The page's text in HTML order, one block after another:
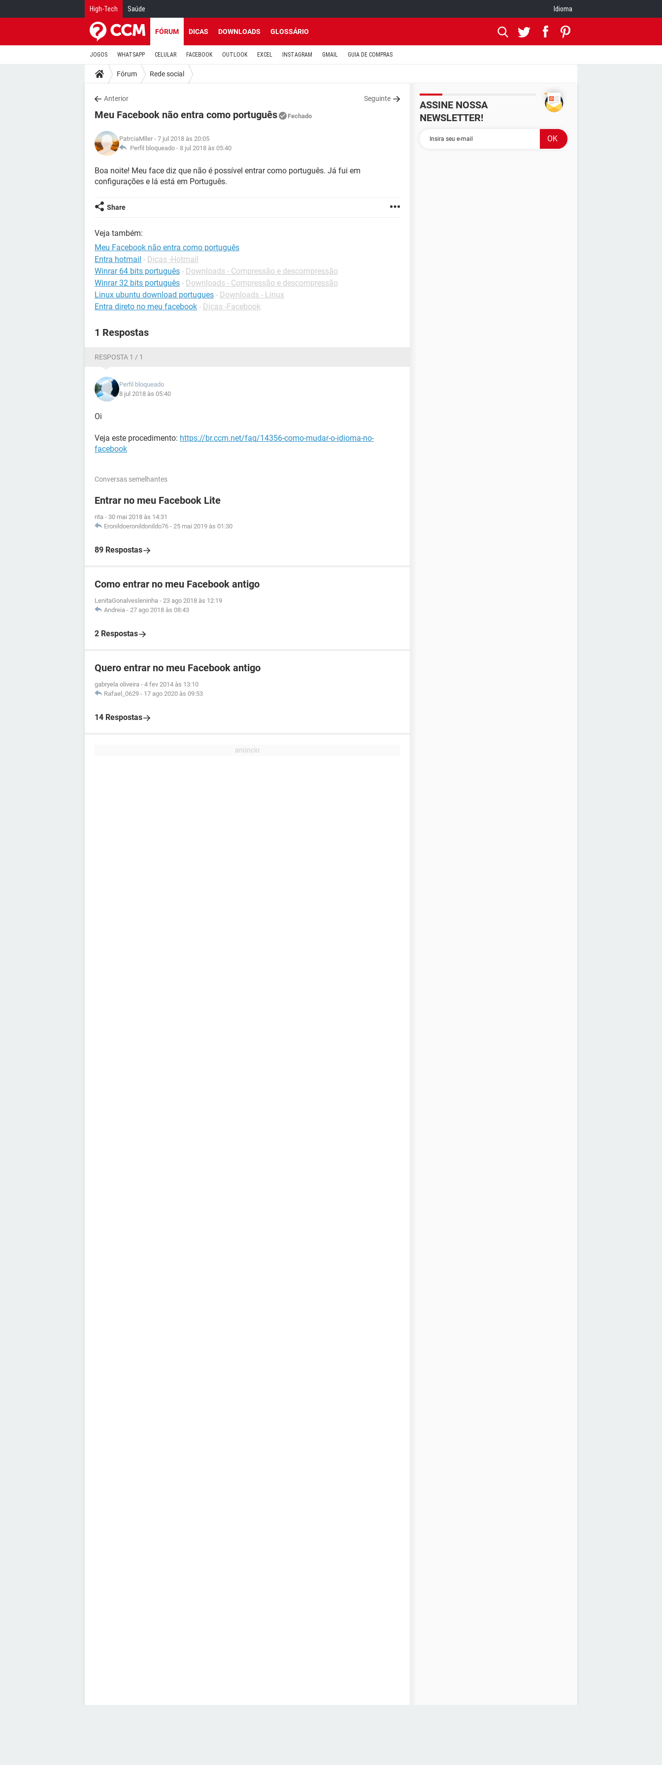
High-Tech Saúde Idioma
FÓRUM DICAS DOWNLOADS GLOSSÁRIO
JOGOS WHATSAPP CELULAR FACEBOOK OUTLOOK EXCEL INSTAGRAM GMAIL GUIA DE COMPRAS
Fórum Rede social
Anterior Seguinte
Meu Facebook não entra como português Fechado
PatrciaMller - 7 jul 2018 às 20:05
Perfil bloqueado - 8 jul 2018 às 05:40
Boa noite! Meu face diz que não é possível entrar como português. Já fui em
configurações e lá está em Português.
Share
Veja também:
Meu Facebook não entra como português
Entra hotmail - Dicas -Hotmail
Winrar 64 bits português - Downloads - Compressão e descompressão
Winrar 32 bits português - Downloads - Compressão e descompressão
Linux ubuntu download portugues - Downloads - Linux
Entra direto no meu facebook - Dicas -Facebook
1 Respostas
RESPOSTA 1 / 1
Perfil bloqueado
8 jul 2018 às 05:40
Oi
Veja este procedimento: https://br.ccm.net/faq/14356-como-mudar-o-idioma-no-
facebook
Conversas semelhantes
Entrar no meu Facebook Lite
rita - 30 mai 2018 às 14:31
Eronildoeronildonildo76 - 25 mai 2019 às 01:30
89 Respostas
Como entrar no meu Facebook antigo
LenitaGonalvesleninha - 23 ago 2018 às 12:19
Andreia - 27 ago 2018 às 08:43
2 Respostas
Quero entrar no meu Facebook antigo
gabryela oliveira - 4 fev 2014 às 13:10
Rafael_0629 - 17 ago 2020 às 09:53
14 Respostas
ASSINE NOSSA
NEWSLETTER!